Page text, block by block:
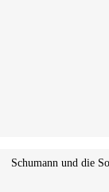
Schumann und die